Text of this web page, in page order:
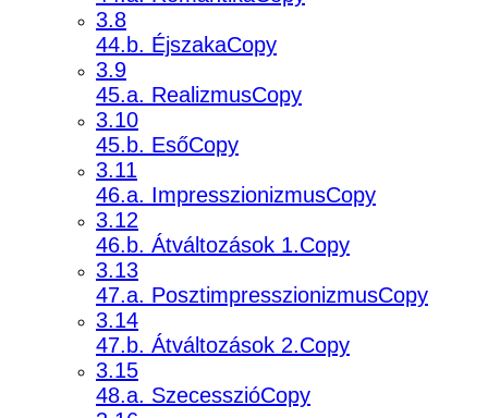
3.8
44.b. ÉjszakaCopy
3.9
45.a. RealizmusCopy
3.10
45.b. EsőCopy
3.11
46.a. ImpresszionizmusCopy
3.12
46.b. Átváltozások 1.Copy
3.13
47.a. PosztimpresszionizmusCopy
3.14
47.b. Átváltozások 2.Copy
3.15
48.a. SzecesszióCopy